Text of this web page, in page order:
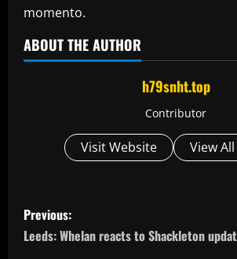
momento.
ABOUT THE AUTHOR
h79snht.top
Contributor
Visit Website View
P
o
Previous:
Leeds: Whelan reacts to Shackleton